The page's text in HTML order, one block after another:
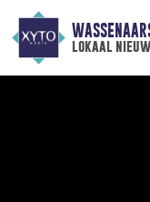
lokaal